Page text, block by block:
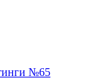
№65